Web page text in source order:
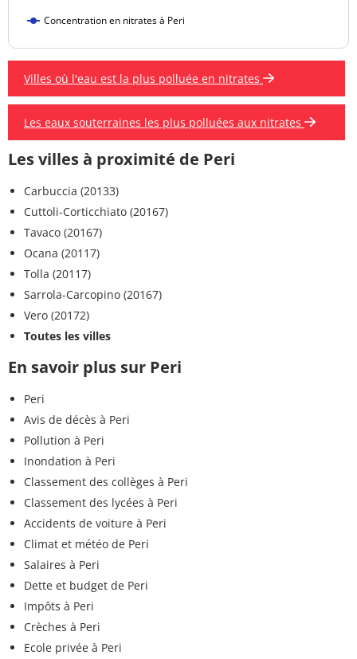
Concentration en nitrates à Peri
Villes où l'eau est la plus polluée en nitrates
Les eaux souterraines les plus polluées aux nitrates
Les villes à proximité de Peri
Carbuccia (20133)
Cuttoli-Corticchiato (20167)
Tavaco (20167)
Ocana (20117)
Tolla (20117)
Sarrola-Carcopino (20167)
Vero (20172)
Toutes les villes
En savoir plus sur Peri
Peri
Avis de décès à Peri
Pollution à Peri
Inondation à Peri
Classement des collèges à Peri
Classement des lycées à Peri
Accidents de voiture à Peri
Climat et météo de Peri
Salaires à Peri
Dette et budget de Peri
Impôts à Peri
Crèches à Peri
Ecole privée à Peri